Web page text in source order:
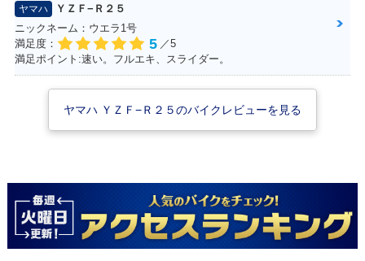
2017年 YZF-R25
Movistar Yamaha
MotoGP Edition・
2017年 YZF-R25 A
BS・カラーチェン
ジ
2017年 YZF-R2
5・カラーチェンジ
ヤマハ
ＹＺＦ−Ｒ２５
ニックネーム：ウエラ1号
満足度：
5 ／5
満足ポイント:速い。フルエキ、スライダー。
ヤマハ ＹＺＦ−Ｒ２５のバイクレビューを見る